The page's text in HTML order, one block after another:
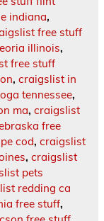
indiana,
free stuff
illinois,
free stuff
, craigslist in
tennessee,
ma, craigslist
free
cod, craigslist
, craigslist
pets
redding ca
free stuff,